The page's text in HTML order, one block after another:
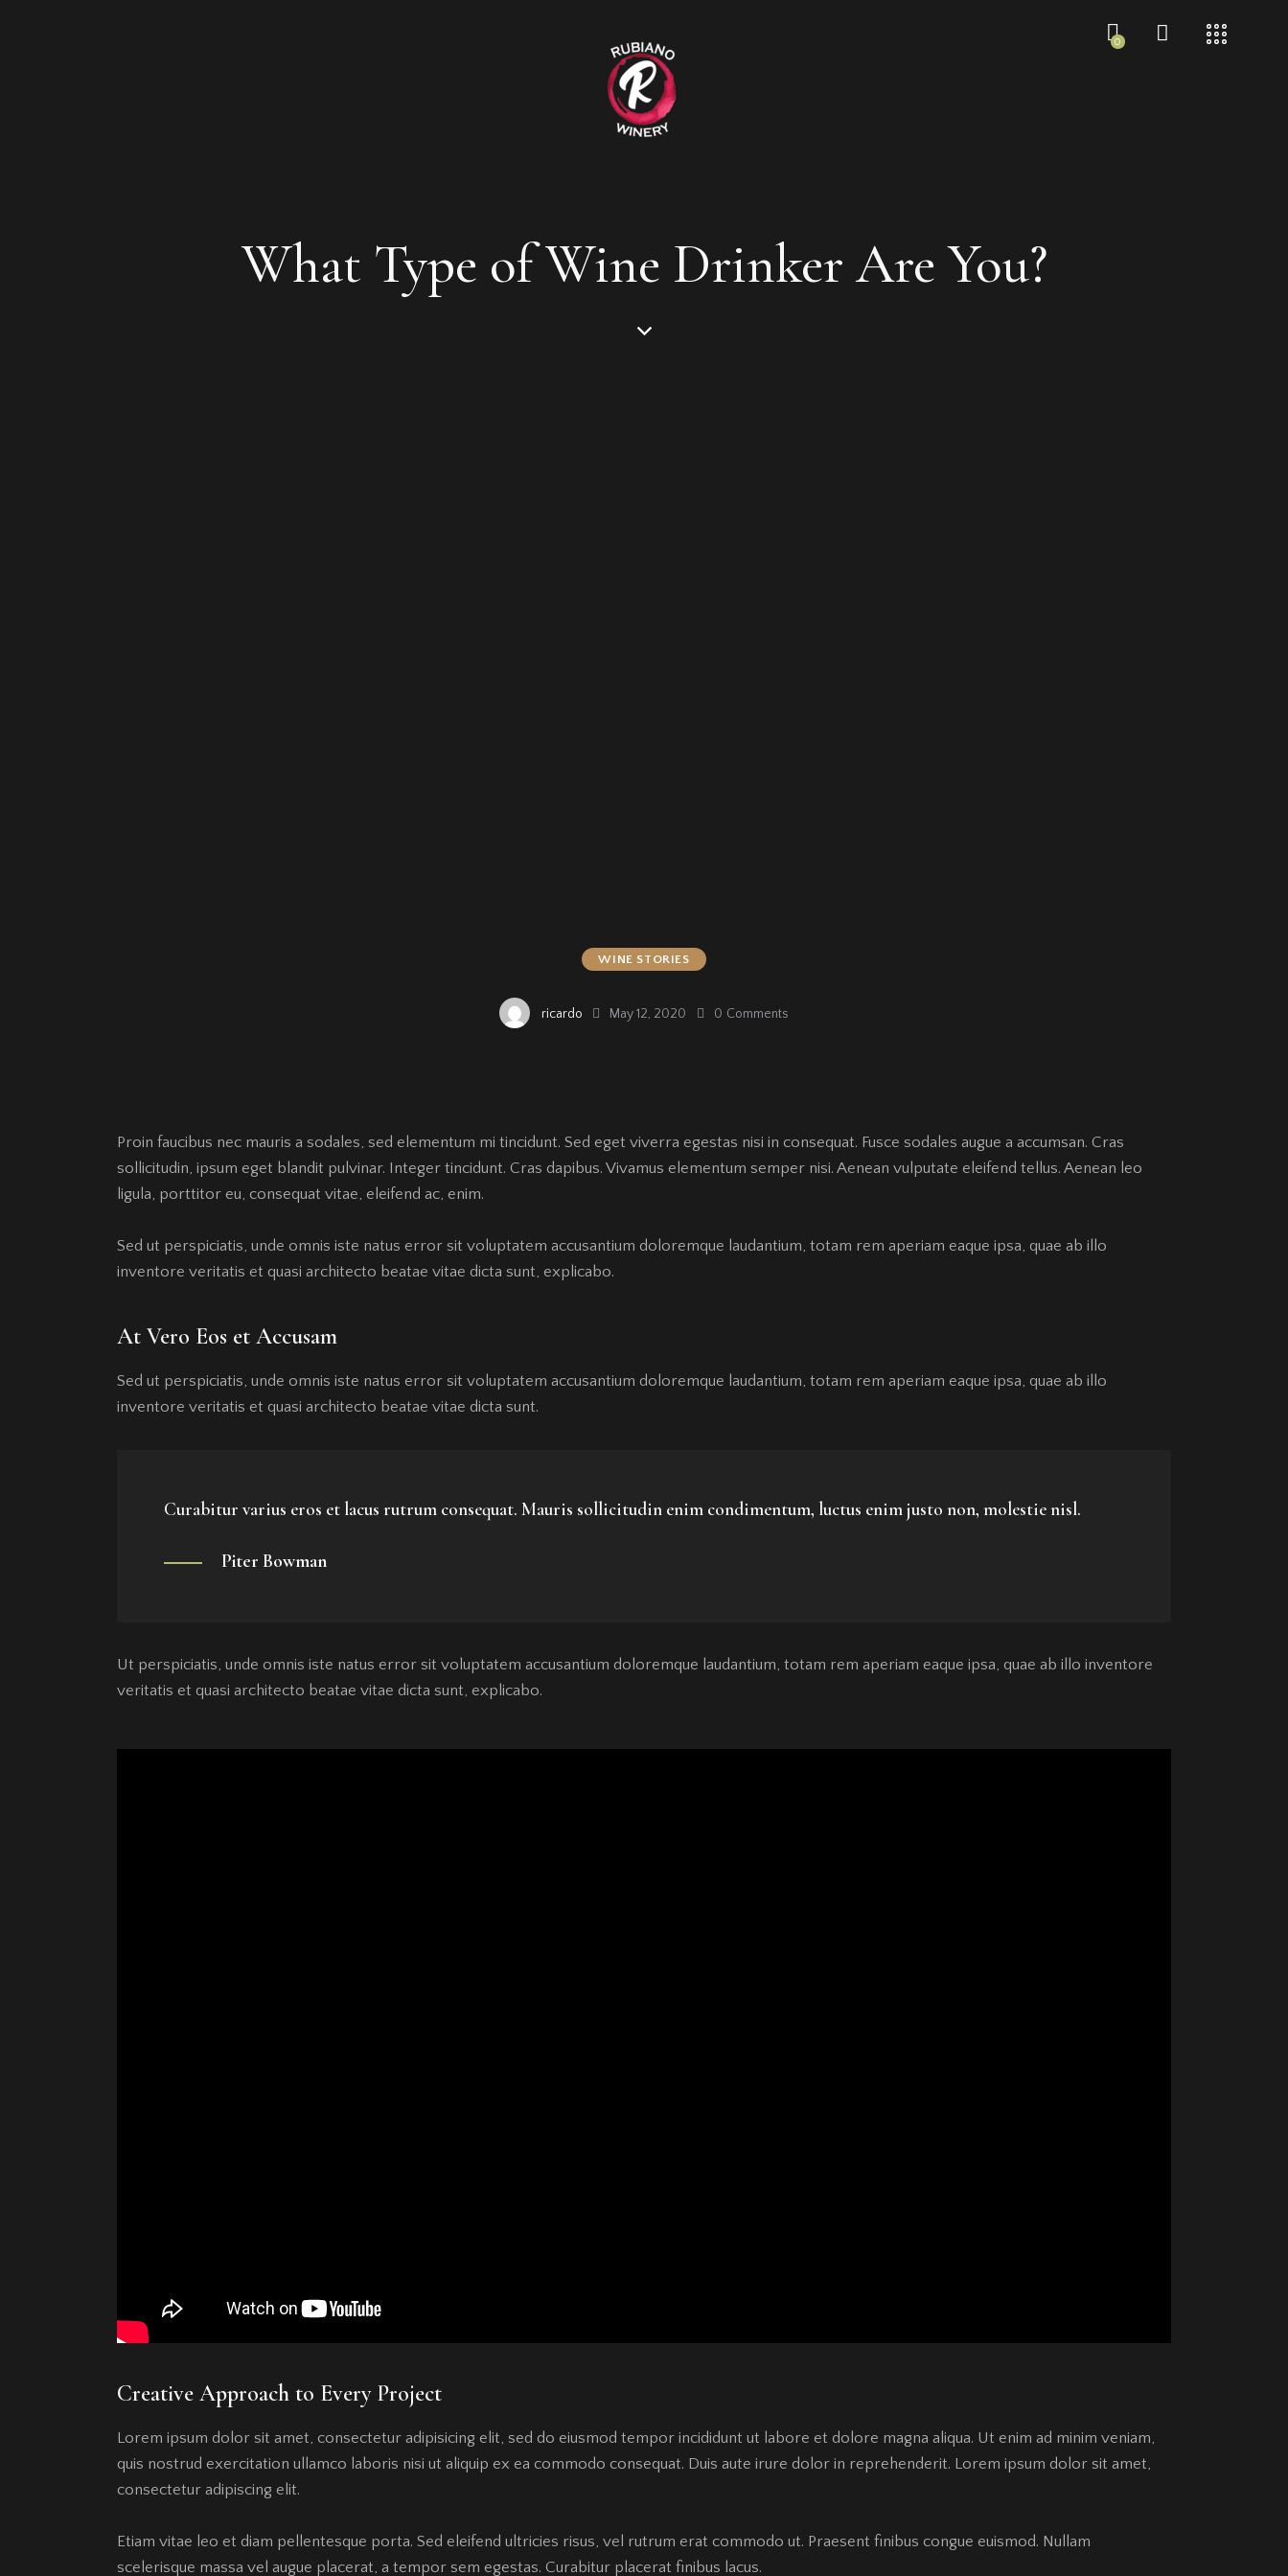
0
What Type of Wine Drinker Are You?
WINE STORIES
ricardo May 12, 2020 0 Comments
Proin faucibus nec mauris a sodales, sed elementum mi tincidunt. Sed eget viverra egestas nisi in consequat. Fusce sodales augue a accumsan. Cras
sollicitudin, ipsum eget blandit pulvinar. Integer tincidunt. Cras dapibus. Vivamus elementum semper nisi. Aenean vulputate eleifend tellus. Aenean leo
ligula, porttitor eu, consequat vitae, eleifend ac, enim.
Sed ut perspiciatis, unde omnis iste natus error sit voluptatem accusantium doloremque laudantium, totam rem aperiam eaque ipsa, quae ab illo
inventore veritatis et quasi architecto beatae vitae dicta sunt, explicabo.
At Vero Eos et Accusam
Sed ut perspiciatis, unde omnis iste natus error sit voluptatem accusantium doloremque laudantium, totam rem aperiam eaque ipsa, quae ab illo
inventore veritatis et quasi architecto beatae vitae dicta sunt.
Curabitur varius eros et lacus rutrum consequat. Mauris sollicitudin enim condimentum, luctus enim justo non, molestie nisl.
Piter Bowman
Ut perspiciatis, unde omnis iste natus error sit voluptatem accusantium doloremque laudantium, totam rem aperiam eaque ipsa, quae ab illo inventore
veritatis et quasi architecto beatae vitae dicta sunt, explicabo.
Creative Approach to Every Project
Lorem ipsum dolor sit amet, consectetur adipisicing elit, sed do eiusmod tempor incididunt ut labore et dolore magna aliqua. Ut enim ad minim veniam,
quis nostrud exercitation ullamco laboris nisi ut aliquip ex ea commodo consequat. Duis aute irure dolor in reprehenderit. Lorem ipsum dolor sit amet,
consectetur adipiscing elit.
Etiam vitae leo et diam pellentesque porta. Sed eleifend ultricies risus, vel rutrum erat commodo ut. Praesent finibus congue euismod. Nullam
scelerisque massa vel augue placerat, a tempor sem egestas. Curabitur placerat finibus lacus.